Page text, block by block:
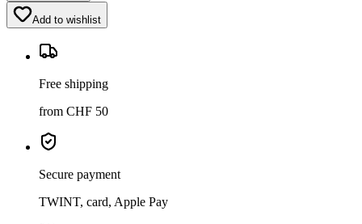
Add to wishlist
Free shipping
from CHF 50
Secure payment
TWINT, card, Apple Pay